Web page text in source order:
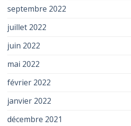
septembre 2022
juillet 2022
juin 2022
mai 2022
février 2022
janvier 2022
décembre 2021